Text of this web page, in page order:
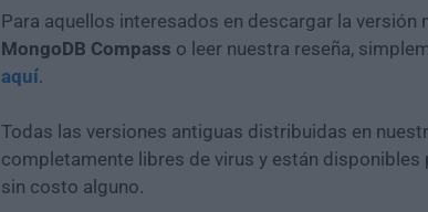
Para aquellos interesados en descargar la versión
MongoDB Compass o leer nuestra reseña,
aquí.
Todas las versiones antiguas distribuidas en
completamente libres de virus y están disponibles
sin costo alguno.